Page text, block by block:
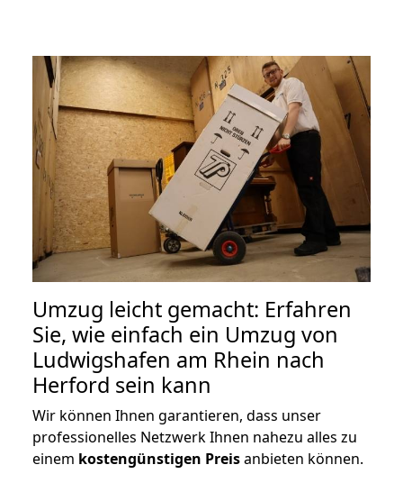
Umzug leicht gemacht: Erfahren
Sie, wie einfach ein Umzug von
Ludwigshafen am Rhein nach
Herford sein kann
Wir können Ihnen garantieren, dass unser
professionelles Netzwerk Ihnen nahezu alles zu
einem kostengünstigen Preisanbieten können.